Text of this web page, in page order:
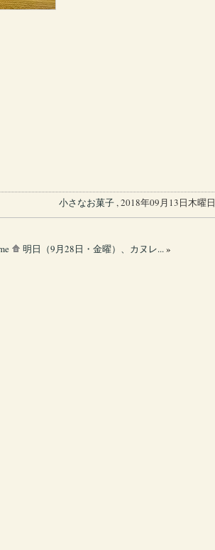
小さなお菓子, 2018年09月13日木曜日
明日（9月28日・金曜）、カヌレ...»